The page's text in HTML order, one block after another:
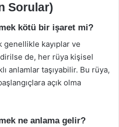
Sorular)
kötü bir işaret mi?
genellikle kayıplar ve
de, her rüya kişisel
anlamlar taşıyabilir. Bu rüya,
açık olma
ne anlama gelir?